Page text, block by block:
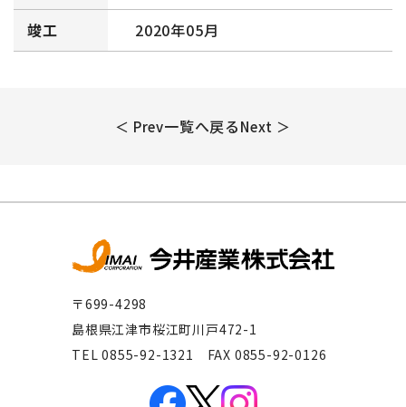
竣工
2020年05月
＜ Prev一覧へ戻るNext ＞
〒699-4298
島根県江津市桜江町川戸472-1
TEL 0855-92-1321 FAX 0855-92-0126